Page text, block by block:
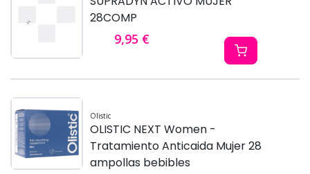
28COMP
9,95 €
Olistic
OLISTIC NEXT Women -
Tratamiento Anticaida Mujer 28
ampollas bebibles